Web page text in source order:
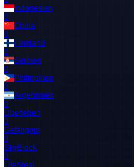
Indonesien
0
China
0
Finnland
0
Serbien
0
Philippinen
0
Argentinien
0
Überleben
0
Gefängnis
0
SkyBlock
0
LifeSteal